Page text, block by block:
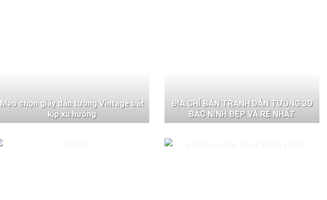
Mẹo chọn giấy dán tường Vintage bắt
kịp xu hướng
ĐỊA CHỈ BÁN TRANH DÁN TƯỜNG 3D
BẮC NINH ĐẸP VÀ RẺ NHẤT